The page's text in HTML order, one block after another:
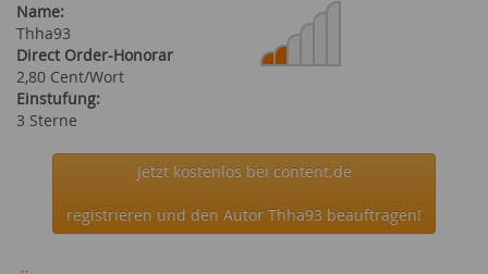
Name:
Thha93
Direct Order-Honorar
2,80 Cent/Wort
Einstufung:
3 Sterne
Jetzt kostenlos bei content.de
registrieren und den Autor Thha93 beauftragen!